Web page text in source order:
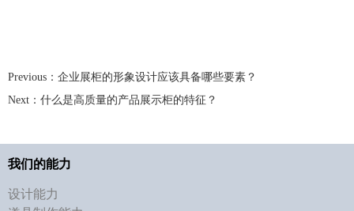
Previous： 企业展柜的形象设计应该具备哪些要素？
Next： 什么是高质量的产品展示柜的特征？
我们的能力
设计能力